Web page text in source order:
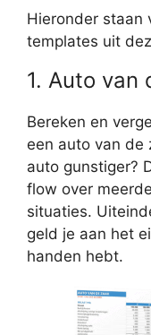
Hieronder staan
templates uit
1. Auto van
Bereken en
een auto van de
auto gunstiger?
flow over
situaties.
geld je aan het
handen hebt.